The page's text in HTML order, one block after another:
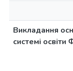
Викладання
системі освіти